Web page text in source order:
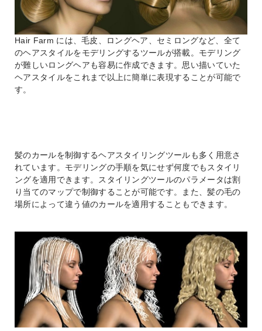
Hair Farm には、毛皮、ロングヘア、セミロングなど、全て
のヘアスタイルをモデリングするツールが搭載。モデリング
が難しいロングヘアも容易に作成できます。思い描いていた
ヘアスタイルをこれまで以上に簡単に表現することが可能で
す。
髪のカールを制御するヘアスタイリングツールも多く用意さ
れています。モデリングの手順を気にせず何度でもスタイリ
ングを適用できます。スタイリングツールのパラメータは割
り当てのマップで制御することが可能です。また、髪の毛の
場所によって違う値のカールを適用することもできます。